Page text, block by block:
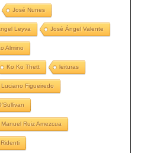
José Nunes
Leyva José Ángel Valente
Almino
Ko Ko Thett leituras
Luciano Figueiredo
Manuel Ruiz Amezcua